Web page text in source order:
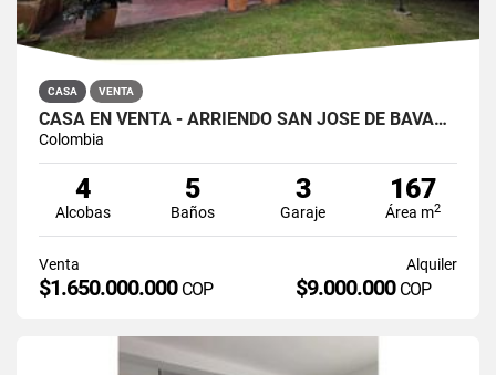
CASA VENTA
CASA EN VENTA - ARRIENDO SAN JOSÉ DE BAVARIA
Colombia
4
Alcobas
5
Baños
3
Garaje
167
Área m2
Venta
$1.650.000.000 COP
Alquiler
$9.000.000 COP